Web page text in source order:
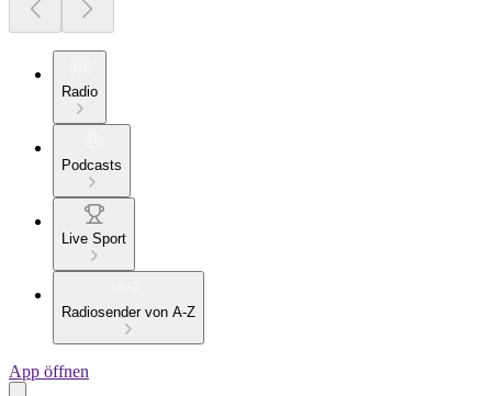
Radio
Podcasts
Live Sport
Radiosender von A-Z
App öffnen